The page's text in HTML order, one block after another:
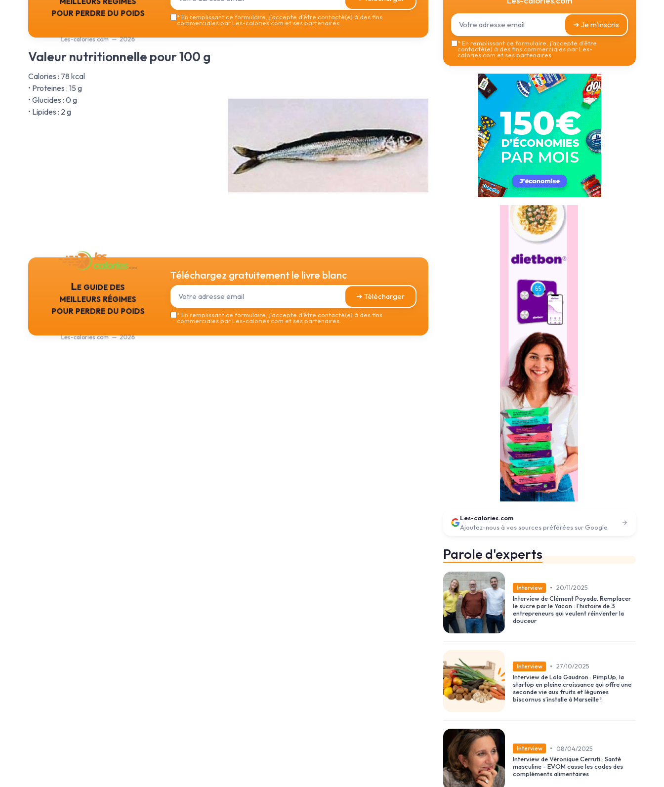
pour perdre du poids
Les-calories.com — 2026
*En remplissant ce formulaire, j’accepte d’être contacté(e) à des fins
commerciales par Les-calories.com et ses partenaires.
Valeur nutritionnelle pour 100 g
Calories : 78 kcal
• Proteines : 15 g
• Glucides : 0 g
• Lipides : 2 g
Le guide des
meilleurs régimes
pour perdre du poids
Les-calories.com — 2026
Téléchargez gratuitement le livre blanc
➔ Télécharger
*En remplissant ce formulaire, j’accepte d’être contacté(e) à des fins
commerciales par Les-calories.com et ses partenaires.
➔ Je m'inscris
*En remplissant ce formulaire, j’accepte d’être
contacté(e) à des fins commerciales par Les-
calories.com et ses partenaires.
Les-calories.com
Ajoutez-nous à vos sources préférées sur Google
Parole d'experts
Interview • 20/11/2025
Interview de Clément Poyade. Remplacer
le sucre par le Yacon : l’histoire de 3
entrepreneurs qui veulent réinventer la
douceur
Interview • 27/10/2025
Interview de Lola Gaudron : PimpUp, la
startup en pleine croissance qui offre une
seconde vie aux fruits et légumes
biscornus s’installe à Marseille !
Interview •
08/04/2025
Interview de Véronique Cerruti : Santé
masculine - EVOM casse les codes des
compléments alimentaires